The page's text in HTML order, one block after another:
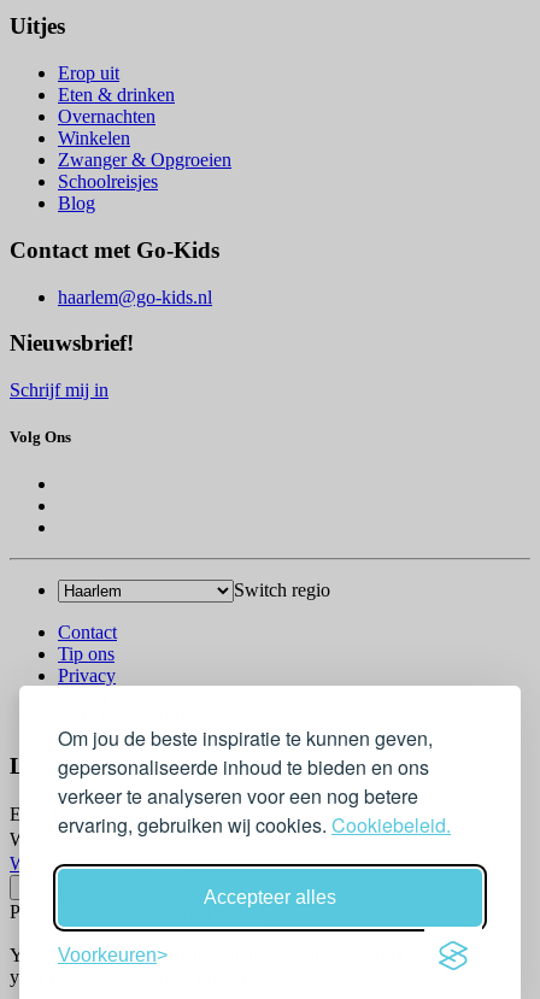
Om jou de beste inspiratie te kunnen geven,
gepersonaliseerde inhoud te bieden en ons
verkeer te analyseren voor een nog betere
ervaring, gebruiken wij cookies. Cookiebeleid.
Accepteer alles
Voorkeuren
Uitjes
Erop uit
Eten & drinken
Overnachten
Winkelen
Zwanger & Opgroeien
Schoolreisjes
Blog
Contact met Go-Kids
haarlem@go-kids.nl
Nieuwsbrief!
Schrijf mij in
Volg Ons
Switch regio
Contact
Tip ons
Privacy
Log In
Email
Wachtwoord
Wachtwoord vergeten?
Please confirm login email below
You will receive an email containing a link allowing you to reset
your password to a new preferred one.